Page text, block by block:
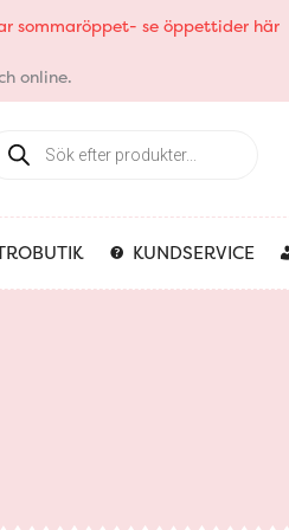
sommaröppet- se öppettider här
online.
KUNDSERVICE